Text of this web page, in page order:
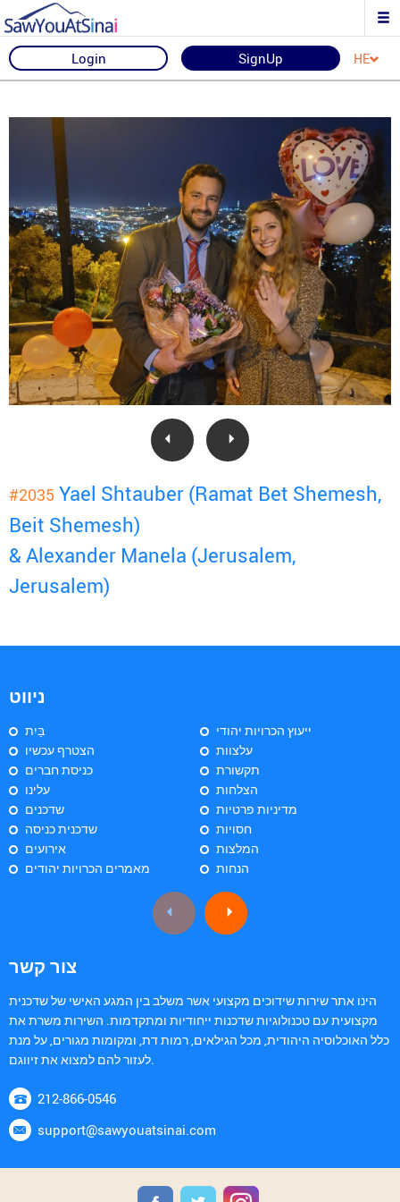
Login SignUp HE
#2035 Yael Shtauber (Ramat Bet Shemesh,
Beit Shemesh)
& Alexander Manela (Jerusalem,
Jerusalem)
ניווט
בַּיִת
הצטרף עכשיו
כניסת חברים
עלינו
שדכנים
שדכנית כניסה
אירועים
מאמרים הכרויות יהודים
ייעוץ הכרויות יהודי
עלצוות
תקשורת
הצלחות
מדיניות פרטיות
חסויות
המלצות
הנחות
צור קשר
הינו אתר שירות שידוכים מקצועי אשר משלב בין המגע האישי של שדכנית
מקצועית עם טכנולוגיות שדכנות ייחודיות ומתקדמות. השירות משרת את
כלל האוכלוסיה היהודית, מכל הגילאים, רמות דת, ומקומות מגורים, על מנת
לעזור להם למצוא את זיווגם.
212-866-0546
support@sawyouatsinai.com